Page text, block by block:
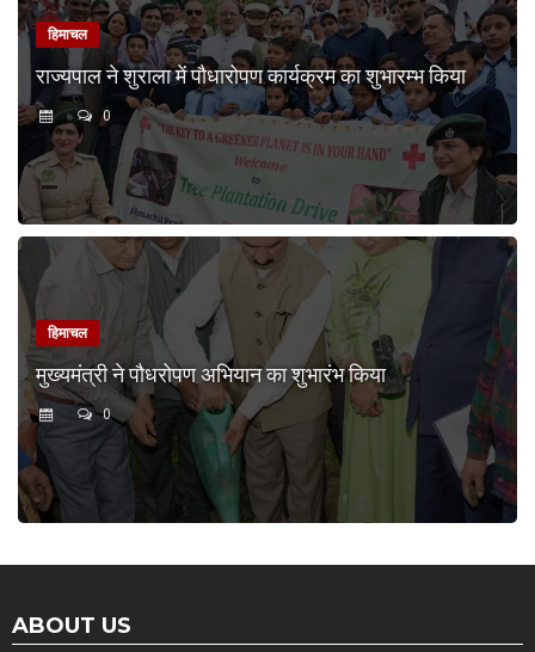
हिमाचल
राज्यपाल ने शुराला में पौधारोपण कार्यक्रम का शुभारम्भ किया
0
हिमाचल
मुख्यमंत्री ने पौधरोपण अभियान का शुभारंभ किया
0
ABOUT US